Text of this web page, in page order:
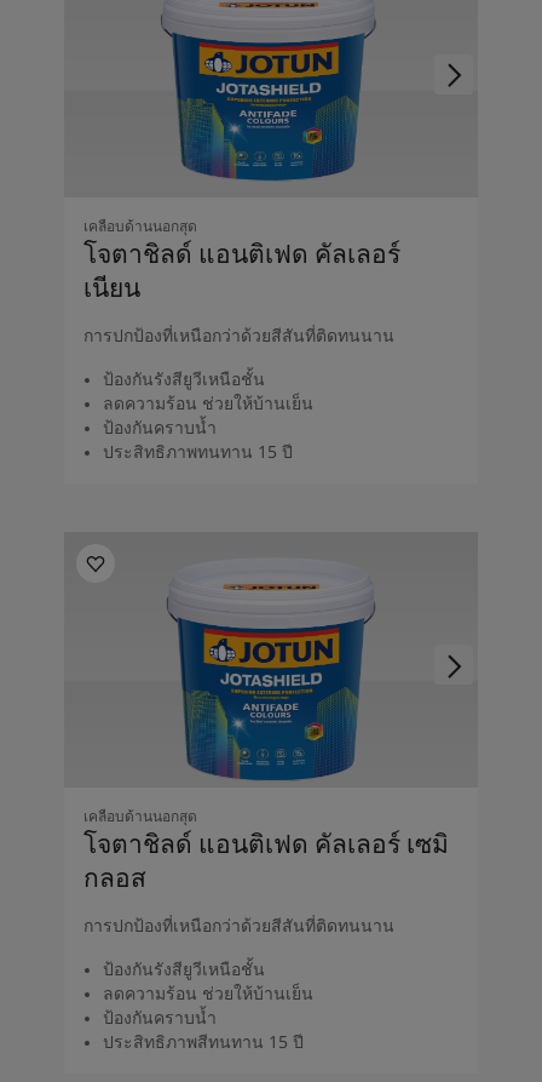
เคลือบด้านนอกสุด
โจตาชิลด์ แอนติเฟด คัลเลอร์
เนียน
การปกป้องที่เหนือกว่าด้วยสีสันที่ติดทนนาน
ป้องกันรังสียูวีเหนือชั้น
ลดความร้อน ช่วยให้บ้านเย็น
ป้องกันคราบน้ำ
ประสิทธิภาพทนทาน 15 ปี
เคลือบด้านนอกสุด
โจตาชิลด์ แอนติเฟด คัลเลอร์ เซมิ
กลอส
การปกป้องที่เหนือกว่าด้วยสีสันที่ติดทนนาน
ป้องกันรังสียูวีเหนือชั้น
ลดความร้อน ช่วยให้บ้านเย็น
ป้องกันคราบน้ำ
ประสิทธิภาพสีทนทาน 15 ปี